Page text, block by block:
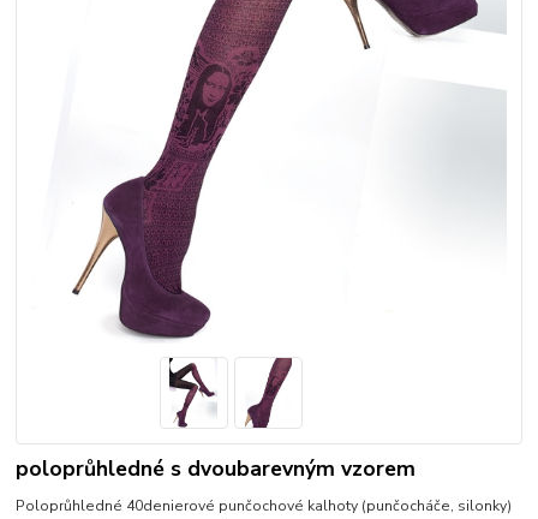
poloprůhledné s dvoubarevným vzorem
Poloprůhledné 40denierové punčochové kalhoty (punčocháče, silonky)